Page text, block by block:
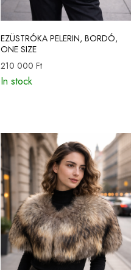
EZÜSTRÓKA PELERIN, BORDÓ,
ONE SIZE
210 000 Ft
In stock